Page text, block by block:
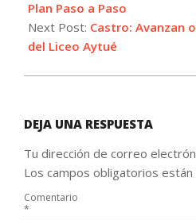
Plan Paso a Paso
Next Post: Castro: Avanzan
del Liceo Aytué
DEJA UNA RESPUESTA
Tu dirección de correo
Los campos obligatorios están
Comentario
*